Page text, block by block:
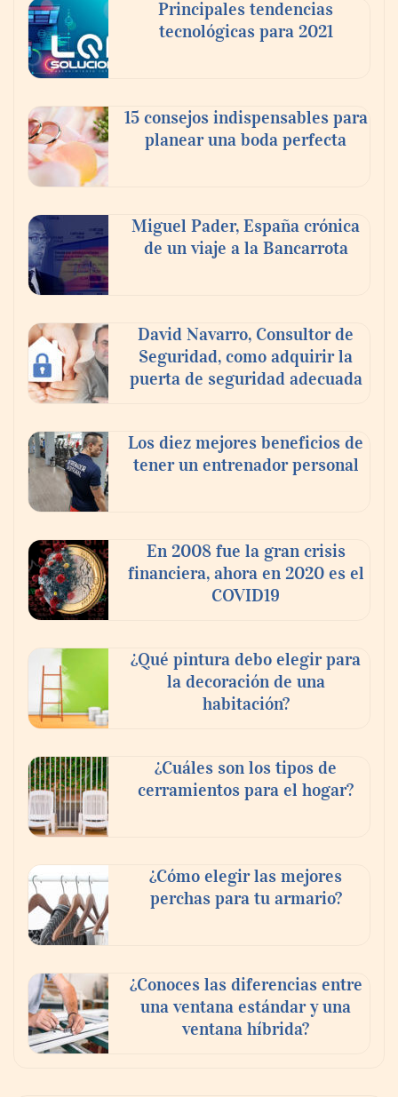
En el Día de la Cerveza, Grupo Modelo
mundo elige para reunirse: 7 de cada 10 la
escogen
compromiso para el eclipse solar del 12 de
agosto
‘El ransomware se puede vencer. No
Ricardo Palacio Escobar
Principales tendencias
tecnológicas para 2021
15 consejos indispensables para
planear una boda perfecta
Miguel Pader, España crónica
de un viaje a la Bancarrota
David Navarro, Consultor de
Seguridad, como adquirir la
puerta de seguridad adecuada
Los diez mejores beneficios de
tener un entrenador personal
En 2008 fue la gran crisis
financiera, ahora en 2020 es el
COVID19
¿Qué pintura debo elegir para
la decoración de una
habitación?
¿Cuáles son los tipos de
cerramientos para el hogar?
¿Cómo elegir las mejores
perchas para tu armario?
¿Conoces las diferencias entre
una ventana estándar y una
ventana híbrida?